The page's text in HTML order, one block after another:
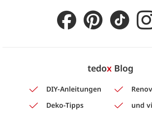
tedoxBlog
DIY-Anleitungen
Deko-Tipps
und